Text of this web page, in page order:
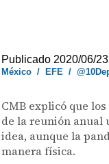
Publicado 2020/06/
México / EFE /
CMB explicó que
de la reunión anual
idea, aunque la
manera física.